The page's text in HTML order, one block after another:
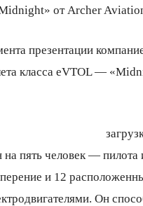
презентации
класса eVTOL —
пять человек —
и 12
Он